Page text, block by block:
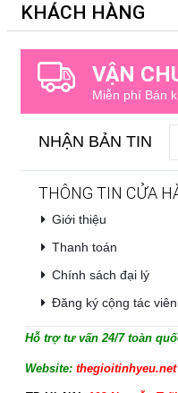
KHÁCH HÀNG
VẬN
Miễn phí Bán
NHẬN BẢN TIN
THÔNG TIN CỬA
Giới thiệu
Thanh toán
Chính sách đại lý
Đăng ký cộng tác viên
Hỗ trợ tư vấn 24/7 toàn
Website: thegioitinhyeu.net